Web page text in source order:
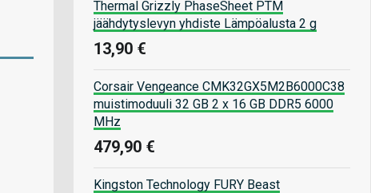
Thermal Grizzly PhaseSheet PTM
jäähdytyslevyn yhdiste Lämpöalusta 2 g
13,90 €
Corsair Vengeance CMK32GX5M2B6000C38
muistimoduuli 32 GB 2 x 16 GB DDR5 6000
MHz
479,90 €
Kingston Technology FURY Beast